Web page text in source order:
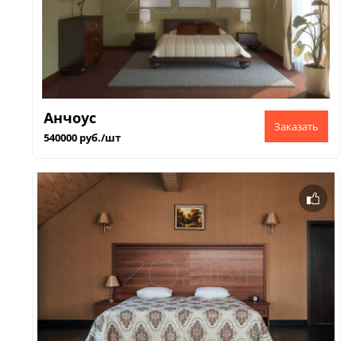
Анчоус
540000 руб./шт